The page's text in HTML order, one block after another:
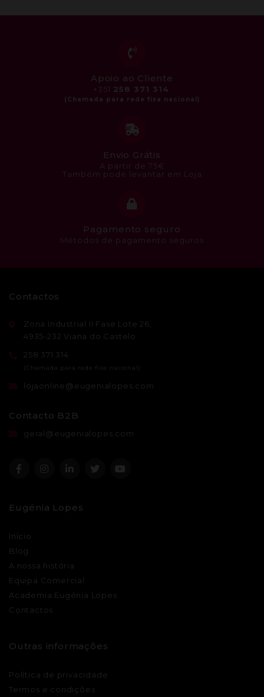
Apoio ao Cliente
+351 258 371 314
Envio Grátis
A partir de 75€
Também pode levantar em Loja
Pagamento seguro
Métodos de pagamento seguros
Contactos
Zona Industrial II Fase Lote 26,
4935-232 Viana do Castelo
258 371 314
lojaonline@eugenialopes.com
Contacto B2B
geral@eugenialopes.com
Eugénia Lopes
Início
Blog
A nossa história
Equipa Comercial
Academia Eugénia Lopes
Contactos
Outras informações
Política de privacidade
Termos e condições